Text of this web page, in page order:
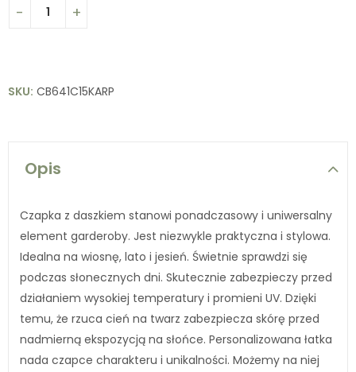
SKU: CB641C15KARP
Opis
Czapka z daszkiem stanowi ponadczasowy i uniwersalny
element garderoby. Jest niezwykle praktyczna i stylowa.
Idealna na wiosnę, lato i jesień. Świetnie sprawdzi się
podczas słonecznych dni. Skutecznie zabezpieczy przed
działaniem wysokiej temperatury i promieni UV. Dzięki
temu, że rzuca cień na twarz zabezpiecza skórę przed
nadmierną ekspozycją na słońce. Personalizowana łatka
nada czapce charakteru i unikalności. Możemy na niej